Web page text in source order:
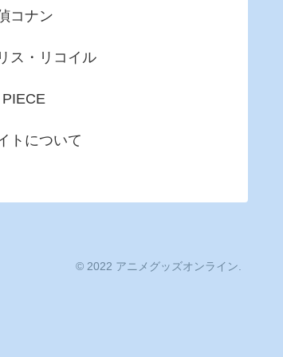
コナン
ス・リコイル
トについて
© 2022 アニメグッズオンライン.